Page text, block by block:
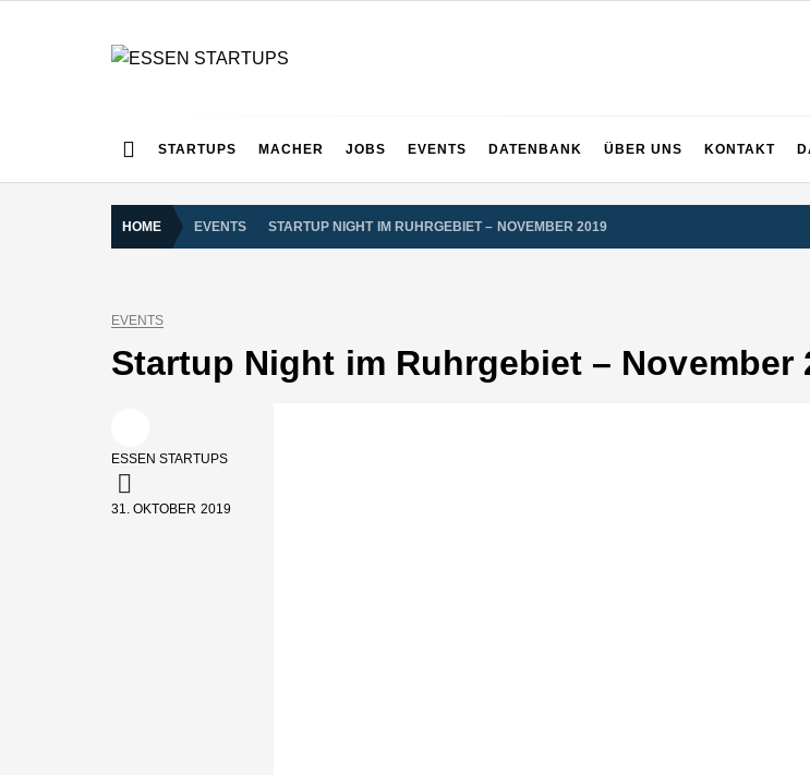
STARTUPS MACHER JOBS EVENTS DATENBANK ÜBER UNS KONTAKT
HOME EVENTS STARTUP NIGHT IM RUHRGEBIET – NOVEMBER 2019
EVENTS
Startup Night im Ruhrgebiet – November
ESSEN STARTUPS
31. OKTOBER 2019